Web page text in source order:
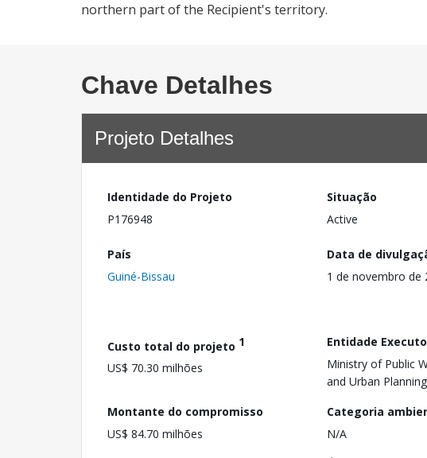
northern part of the Recipient's territory.
Chave Detalhes
Projeto Detalhes
Identidade do Projeto
P176948
Situação
Active
País
Guiné-Bissau
Data de
1 de novembro de
Custo total do projeto 1
US$ 70.30 milhões
Entidade
Ministry of Public
and Urban Planning
Montante do compromisso
US$ 84.70 milhões
Categoria
N/A